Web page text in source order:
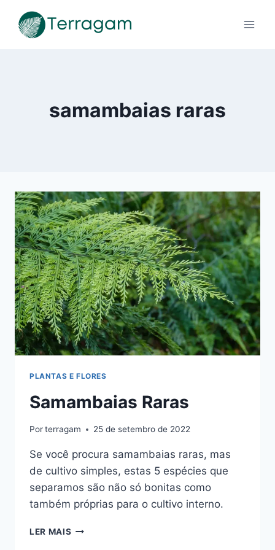
para
samambaias raras
PLANTAS E FLORES
Samambaias Raras
Porterragam 25 de setembro de 2022
Se você procura samambaias raras, mas
de cultivo simples, estas 5 espécies que
separamos são não só bonitas como
também próprias para o cultivo interno.
LER MAIS SAMAMBAIAS